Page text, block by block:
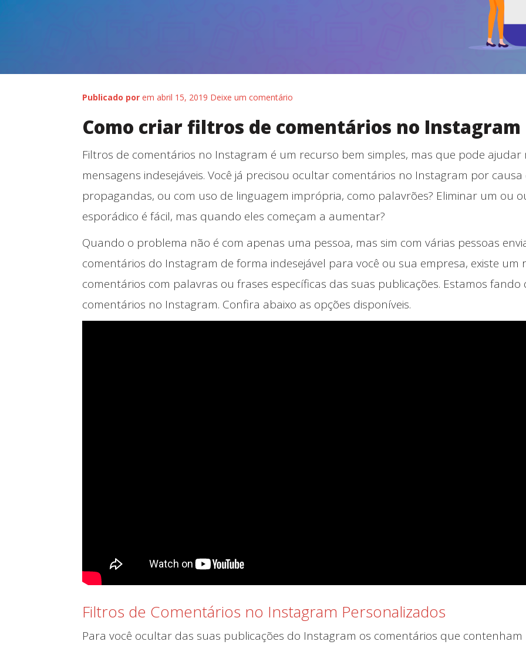
Publicado por em abril 15, 2019 Deixe um comentário
Como criar filtros de comentários no Instagram
Filtros de comentários no Instagram é um recurso bem simples, mas que pode
mensagens indesejáveis. Você já precisou ocultar comentários no Instagram por
propagandas, ou com uso de linguagem imprópria, como palavrões? Eliminar um ou
esporádico é fácil, mas quando eles começam a aumentar?
Quando o problema não é com apenas uma pessoa, mas sim com várias pessoas
comentários do Instagram de forma indesejável para você ou sua empresa, existe um
comentários com palavras ou frases específicas das suas publicações. Estamos
comentários no Instagram. Confira abaixo as opções disponíveis.
Filtros de Comentários no Instagram Personalizados
Para você ocultar das suas publicações do Instagram os comentários que